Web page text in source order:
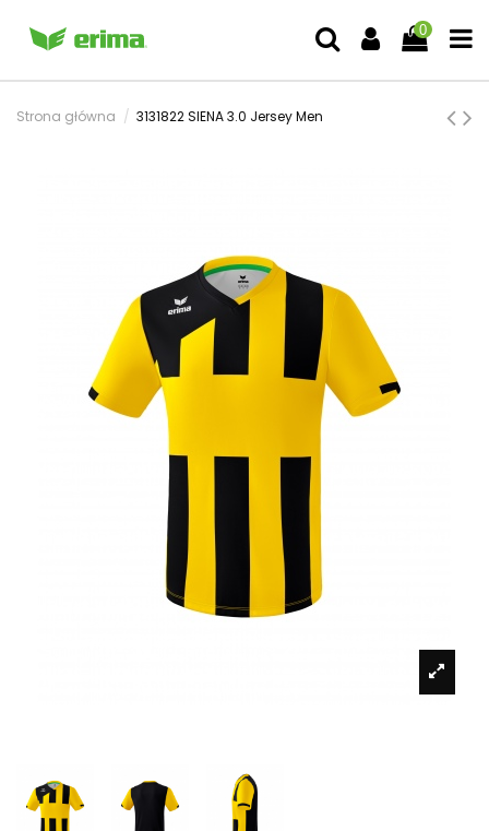
0
Strona główna 3131822 SIENA 3.0 Jersey Men